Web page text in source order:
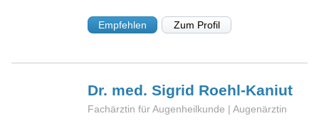
Empfehlen Zum Profil
Dr. med. Sigrid Roehl-Kaniut
Fachärztin für Augenheilkunde | Augenärztin